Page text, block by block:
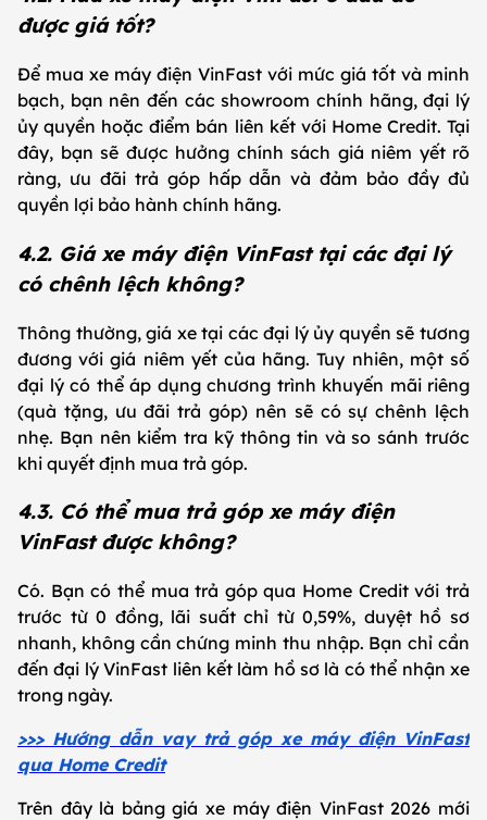
được giá tốt?
Để mua xe máy điện VinFast với mức giá tốt và minh
bạch, bạn nên đến các showroom chính hãng, đại lý
ủy quyền hoặc điểm bán liên kết với Home Credit. Tại
đây, bạn sẽ được hưởng chính sách giá niêm yết rõ
ràng, ưu đãi trả góp hấp dẫn và đảm bảo đầy đủ
quyền lợi bảo hành chính hãng.
4.2. Giá xe máy điện VinFast tại các đại lý
có chênh lệch không?
Thông thường, giá xe tại các đại lý ủy quyền sẽ tương
đương với giá niêm yết của hãng. Tuy nhiên, một số
đại lý có thể áp dụng chương trình khuyến mãi riêng
(quà tặng, ưu đãi trả góp) nên sẽ có sự chênh lệch
nhẹ. Bạn nên kiểm tra kỹ thông tin và so sánh trước
khi quyết định mua trả góp.
4.3. Có thể mua trả góp xe máy điện
VinFast được không?
Có. Bạn có thể mua trả góp qua Home Credit với trả
trước từ 0 đồng, lãi suất chỉ từ 0,59%, duyệt hồ sơ
nhanh, không cần chứng minh thu nhập. Bạn chỉ cần
đến đại lý VinFast liên kết làm hồ sơ là có thể nhận xe
trong ngày.
>>> Hướng dẫn vay trả góp xe máy điện VinFast
qua Home Credit
Trên đây là bảng giá xe máy điện VinFast 2026 mới